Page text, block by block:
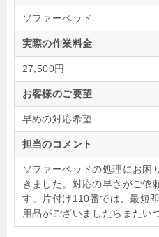
ソファーベッド
実際の作業料金
27,500円
お客様のご要望
早めの対応希望
担当のコメント
ソファーベッドの処理にお困
きました。対応の早さがご依
す。片付け110番では、最短
用品がございましたらまたい